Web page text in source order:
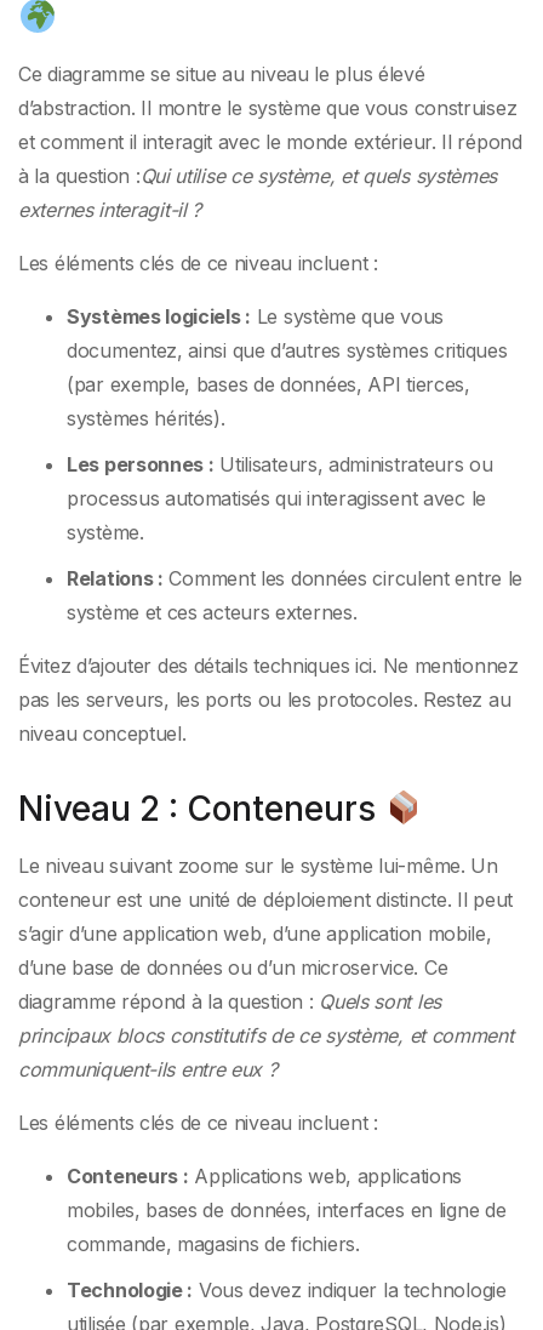
Ce diagramme se situe au niveau le plus élevé
d’abstraction. Il montre le système que vous construisez
et comment il interagit avec le monde extérieur. Il répond
à la question :Qui utilise ce système, et quels systèmes
externes interagit-il ?
Les éléments clés de ce niveau incluent :
Systèmes logiciels : Le système que vous
documentez, ainsi que d’autres systèmes critiques
(par exemple, bases de données, API tierces,
systèmes hérités).
Les personnes : Utilisateurs, administrateurs ou
processus automatisés qui interagissent avec le
système.
Relations : Comment les données circulent entre le
système et ces acteurs externes.
Évitez d’ajouter des détails techniques ici. Ne mentionnez
pas les serveurs, les ports ou les protocoles. Restez au
niveau conceptuel.
Niveau 2 : Conteneurs
Le niveau suivant zoome sur le système lui-même. Un
conteneur est une unité de déploiement distincte. Il peut
s’agir d’une application web, d’une application mobile,
d’une base de données ou d’un microservice. Ce
diagramme répond à la question : Quels sont les
principaux blocs constitutifs de ce système, et comment
communiquent-ils entre eux ?
Les éléments clés de ce niveau incluent :
Conteneurs : Applications web, applications
mobiles, bases de données, interfaces en ligne de
commande, magasins de fichiers.
Technologie : Vous devez indiquer la technologie
utilisée (par exemple, Java, PostgreSQL, Node.js)